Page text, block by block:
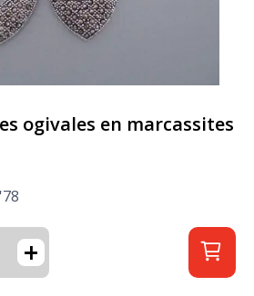
ogivales en marcassites
+